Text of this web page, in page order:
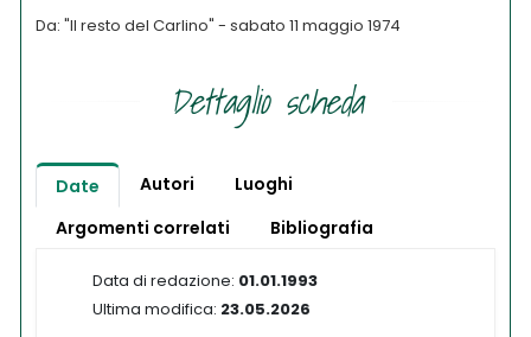
Da: "Il resto del Carlino" - sabato 11 maggio 1974
Dettaglio scheda
Date Autori
Luoghi
Argomenti correlati
Bibliografia
Data di redazione: 01.01.1993
Ultima modifica: 23.05.2026